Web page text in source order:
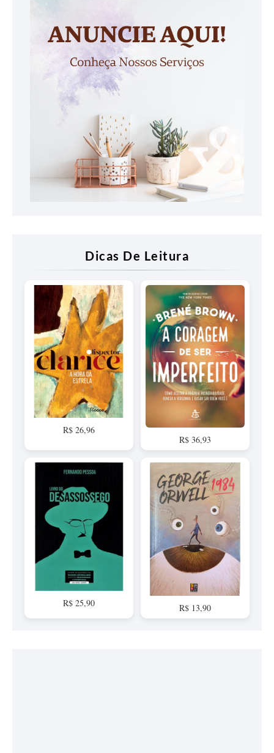
Dicas De Leitura
R$ 26,96
R$ 36,93
R$ 25,90 R$ 13,90